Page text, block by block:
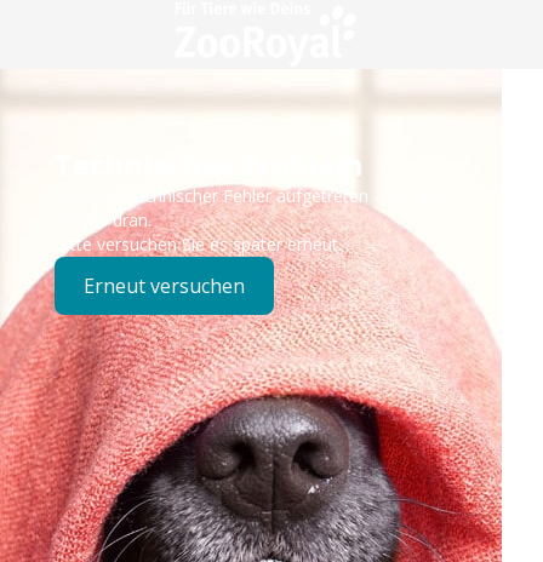
Technisches Problem
Es ist ein technischer Fehler aufgetreten – wir sind
bereits dran.
Bitte versuchen Sie es später erneut.
Erneut versuchen